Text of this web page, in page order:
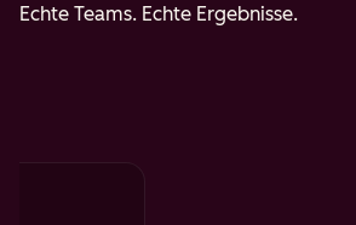
Echte Teams. Echte Ergebnisse.